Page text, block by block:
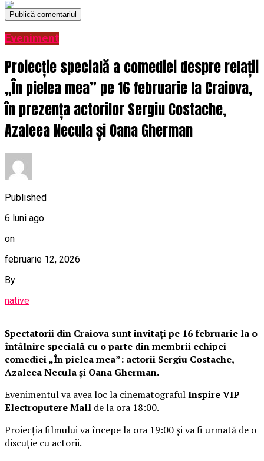
Eveniment
Proiecție specială a comediei despre relații
„În pielea mea” pe 16 februarie la Craiova,
în prezența actorilor Sergiu Costache,
Azaleea Necula și Oana Gherman
Published
6 luni ago
on
februarie 12, 2026
By
native
Spectatorii din Craiova sunt invitați pe 16 februarie la o
întâlnire specială cu o parte din membrii echipei
comediei „În pielea mea”: actorii Sergiu Costache,
Azaleea Necula și Oana Gherman.
Evenimentul va avea loc la cinematografulInspire VIP
Electroputere Mall de la ora 18:00.
Proiecția filmului va începe la ora 19:00 și va fi urmată de o
discuție cu actorii.